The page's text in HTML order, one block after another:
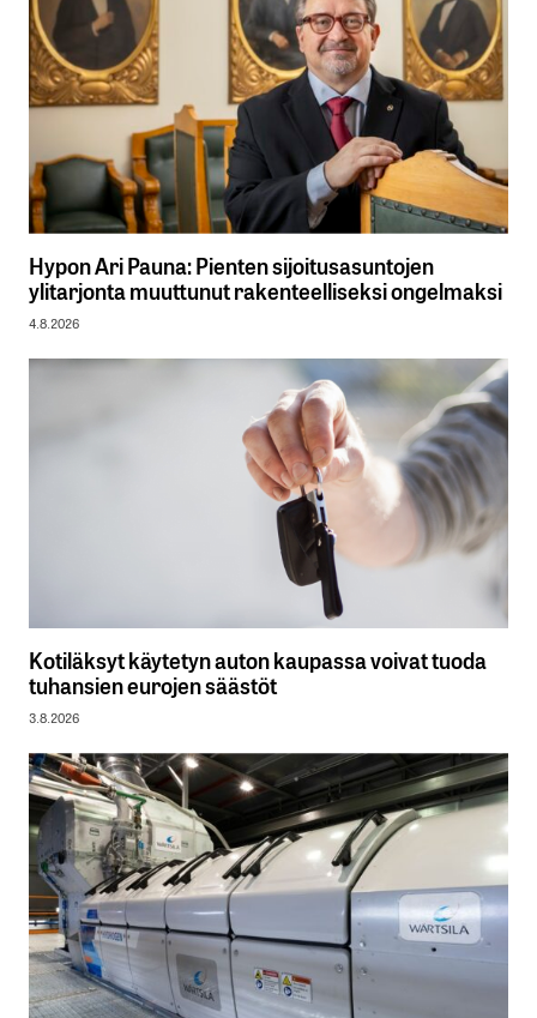
Hypon Ari Pauna: Pienten sijoitusasuntojen
ylitarjonta muuttunut rakenteelliseksi ongelmaksi
4.8.2026
Kotiläksyt käytetyn auton kaupassa voivat tuoda
tuhansien eurojen säästöt
3.8.2026